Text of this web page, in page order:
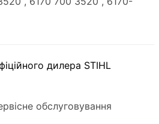
дилера STIHL
обслуговування